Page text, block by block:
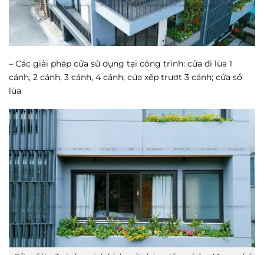
– Các giải pháp cửa sử dụng tại công trình: cửa đi lùa 1
cánh, 2 cánh, 3 cánh, 4 cánh; cửa xếp trượt 3 cánh; cửa sổ
lùa